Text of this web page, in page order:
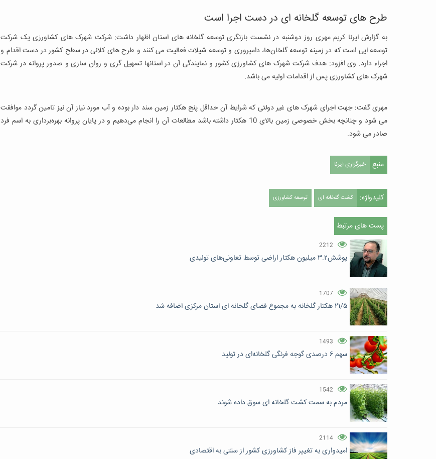
طرح های توسعه گلخانه ای در دست اجرا است
به گزارش ایرنا کریم مهری روز دوشنبه در نشست بازنگری توسعه گلخانه های استان اظهار داشت: شرکت شهرک های کشاورزی یک شرکت
توسعه ایی است که در زمینه توسعه گلخان‌ها، دامپروری و توسعه شیلات فعالیت می کنند و طرح های کلانی در سطح کشور در دست اقدام و
اجراء دارد. وی افزود: هدف شرکت شهرک های کشاورزی کشور و نمایندگی آن در استانها تسهیل گری و روان سازی و صدور پروانه در شرکت
شهرک های کشاورزی پس از اقدامات اولیه می باشد.
مهری گفت: جهت اجرای شهرک های غیر دولتی که شرایط آن حداقل پنج هکتار زمین سند دار بوده و آب مورد نیاز آن نیز تامین گردد موافقت
می شود و چنانچه بخش خصوصی زمین بالای 10 هکتار داشته باشد مطالعات آن را انجام می‌دهیم و در پایان پروانه بهره‌برداری به اسم فرد
صادر می شود.
منبع خبرگزاری ایرنا
کلیدواژه: کشت گلخانه ای توسعه کشاورزی
پست های مرتبط
2212
پوشش۳.۲ میلیون هکتار اراضی توسط تعاونی‌های تولیدی
1707
۲۱/۵ هکتار گلخانه به مجموع فضای گلخانه ای استان مرکزی اضافه شد
1493
سهم ۶ درصدی گوجه فرنگی گلخانه‌ای در تولید
1542
مردم به سمت کشت گلخانه ای سوق داده شوند
2114
امیدواری به تغییر فاز کشاورزی کشور از سنتی به اقتصادی